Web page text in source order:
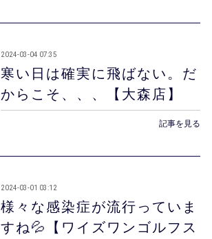
寒い日は確実に飛ばない。だ
からこそ、、、【大森店】
2024-03-04 07:35
記事を見る
様々な感染症が流行っていま
すね💦【ワイズワンゴルフス
2024-03-01 03:12